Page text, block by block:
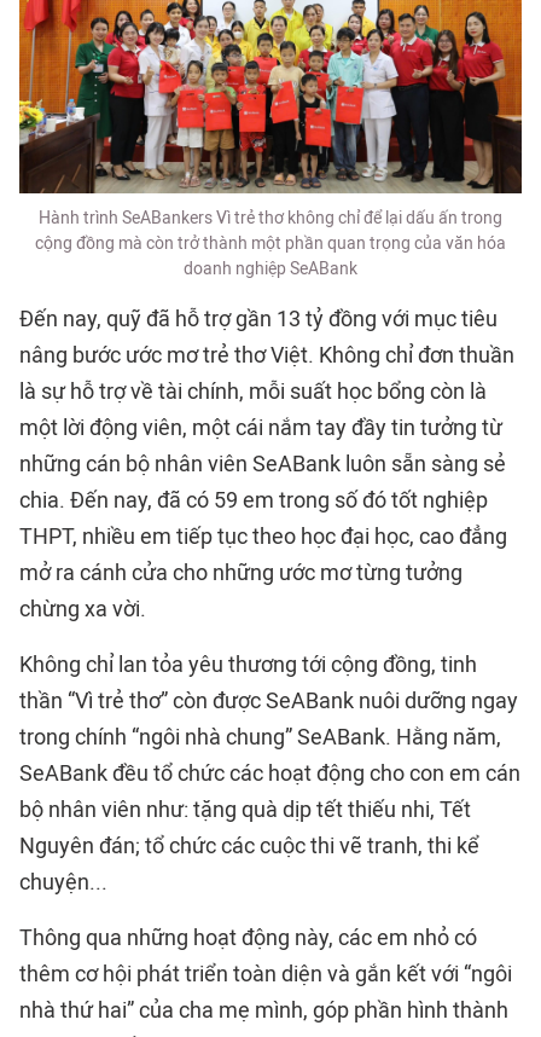
Hành trình SeABankers Vì trẻ thơ không chỉ để lại dấu ấn trong
cộng đồng mà còn trở thành một phần quan trọng của văn hóa
doanh nghiệp SeABank
Đến nay, quỹ đã hỗ trợ gần 13 tỷ đồng với mục tiêu
nâng bước ước mơ trẻ thơ Việt. Không chỉ đơn thuần
là sự hỗ trợ về tài chính, mỗi suất học bổng còn là
một lời động viên, một cái nắm tay đầy tin tưởng từ
những cán bộ nhân viên SeABank luôn sẵn sàng sẻ
chia. Đến nay, đã có 59 em trong số đó tốt nghiệp
THPT, nhiều em tiếp tục theo học đại học, cao đẳng
mở ra cánh cửa cho những ước mơ từng tưởng
chừng xa vời.
Không chỉ lan tỏa yêu thương tới cộng đồng, tinh
thần “Vì trẻ thơ” còn được SeABank nuôi dưỡng ngay
trong chính “ngôi nhà chung”SeABank. Hằng năm,
SeABank đều tổ chức các hoạt động cho con em cán
bộ nhân viên như: tặng quà dịp tết thiếu nhi, Tết
Nguyên đán; tổ chức các cuộc thi vẽ tranh, thi kể
chuyện...
Thông qua những hoạt động này, các em nhỏ có
thêm cơ hội phát triển toàn diện và gắn kết với “ngôi
nhà thứ hai” của cha mẹ mình, góp phần hình thành